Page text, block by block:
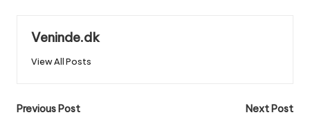
Veninde.dk
View All Posts
Post
Previous Post
Next Post